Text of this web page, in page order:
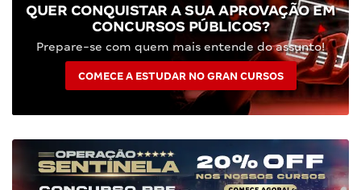
QUER CONQUISTAR A SUA APROVAÇÃO EM
CONCURSOS PÚBLICOS?
Prepare-se com quem mais entende do assunto!
COMECE A ESTUDAR NO GRAN CURSOS